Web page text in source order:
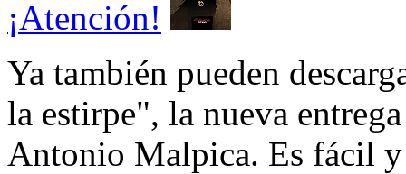
¡Atención!
Ya también pueden
la estirpe", la nueva
Antonio Malpica. Es fácil